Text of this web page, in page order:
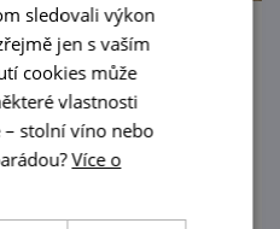
oříšky
sadech a tamní
Objevte tento
i další
sledovali výkon
jen s vaším
cookies může
vlastnosti
– stolní víno nebo
Více o